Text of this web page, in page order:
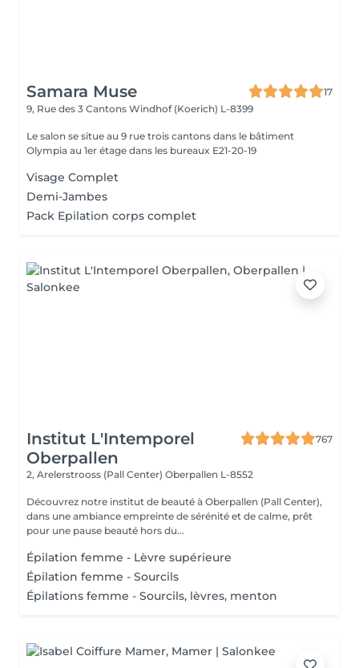
Samara Muse
17
9, Rue des 3 Cantons Windhof (Koerich) L-8399
Le salon se situe au 9 rue trois cantons dans le bâtiment
Olympia au 1er étage dans les bureaux E21-20-19
Visage Complet
Demi-Jambes
Pack Epilation corps complet
Institut L'Intemporel
Oberpallen
767
2, Arelerstrooss (Pall Center) Oberpallen L-8552
Découvrez notre institut de beauté à Oberpallen (Pall Center),
dans une ambiance empreinte de sérénité et de calme, prêt
pour une pause beauté hors du...
Épilation femme - Lèvre supérieure
Épilation femme - Sourcils
Épilations femme - Sourcils, lèvres, menton